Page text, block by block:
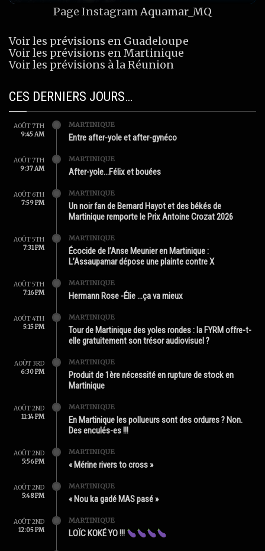
Page InstagramAquamar_MQ
Voir les prévisions en Guadeloupe
Voir les prévisions en Martinique
Voir les prévisions à la Réunion
CES DERNIERS JOURS…
AOÛT 7TH
9:45 AM
MARTINIQUE
Entre after-yole et after-gynéco
AOÛT 7TH
9:37 AM
MARTINIQUE
After-yole…Félix et bouées
AOÛT 6TH
7:59 PM
MARTINIQUE
Un noir fan de Bernard Hayot et des békés de
Martinique remporte le Prix Antoine Crozat 2026
AOÛT 5TH
7:31 PM
MARTINIQUE
Écocide de l’Anse Meunier en Martinique :
L’Assaupamar dépose une plainte contre X
AOÛT 5TH
7:16 PM
MARTINIQUE
Hermann Rose -Élie …ça va mieux
AOÛT 4TH
5:15 PM
MARTINIQUE
Tour de Martinique des yoles rondes : la FYRM offre-t-
elle gratuitement son trésor audiovisuel ?
AOÛT 3RD
6:30 PM
MARTINIQUE
Produit de 1ère nécessité en rupture de stock en
Martinique
AOÛT 2ND
11:14 PM
MARTINIQUE
En Martinique les pollueurs sont des ordures ? Non.
Des enculés-es !!!
AOÛT 2ND
5:56 PM
MARTINIQUE
« Mérine rivers to cross »
AOÛT 2ND
5:48 PM
MARTINIQUE
« Nou ka gadé MAS pasé »
AOÛT 2ND
12:05 PM
MARTINIQUE
LOÏC KOKÉ YO !!!